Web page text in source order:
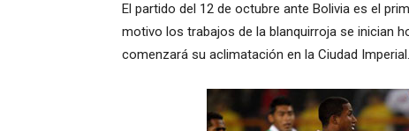
El partido del 12 de octubre ante Bolivia es el
motivo los trabajos de la blanquirroja se inician
comenzará su aclimatación en la Ciudad Imperial.